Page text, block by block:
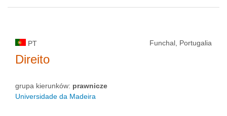
PT Funchal, Portugalia
Direito
grupa kierunków: prawnicze
Universidade da Madeira